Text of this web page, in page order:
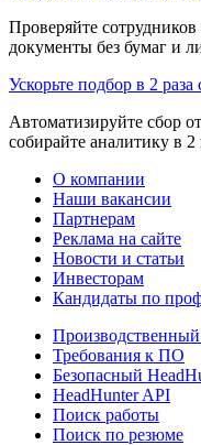
Проверяйте
документы без бумаг и
Ускорьте подбор в 2 раза
Автоматизируйте сбор
собирайте аналитику в 2
О компании
Наши вакансии
Партнерам
Реклама на сайте
Новости и статьи
Инвесторам
Кандидаты по
Производственный
Требования к ПО
Безопасный
HeadHunter API
Поиск работы
Поиск по резюме